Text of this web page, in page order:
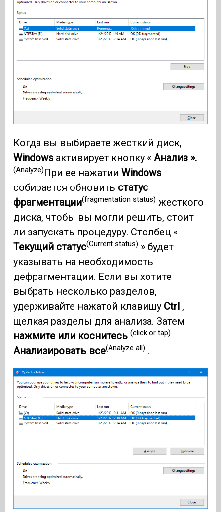
Когда вы выбираете жесткий диск,
Windows активирует кнопку « Анализ ».
(Analyze)При ее нажатииWindows
собирается обновить статус
фрагментации(fragmentation status) жесткого
диска, чтобы вы могли решить, стоит
ли запускать процедуру. Столбец «
Текущий статус(Current status) » будет
указывать на необходимость
дефрагментации. Если вы хотите
выбрать несколько разделов,
удерживайте нажатой клавишу Ctrl ,
щелкая разделы для анализа. Затем
нажмите или коснитесь(click or tap)
Анализировать все(Analyze all) .